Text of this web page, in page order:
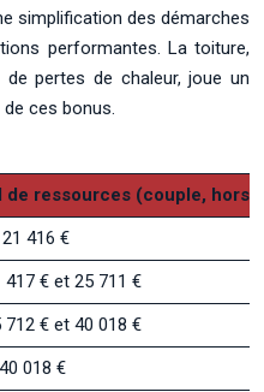
simplification des démarches
performantes. La toiture,
pertes de chaleur, joue un
ces bonus.
de ressources (couple, hors
416 €
417 € et 25 711 €
712 € et 40 018 €
018 €